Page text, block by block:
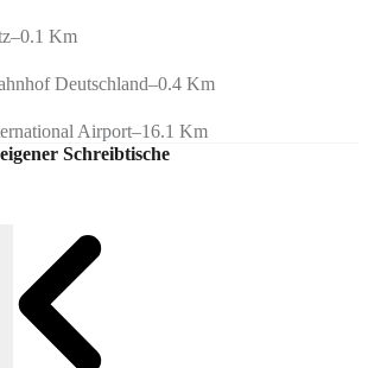
–0.1 Km
Deutschland–0.4 Km
Airport–16.1 Km
Schreibtische